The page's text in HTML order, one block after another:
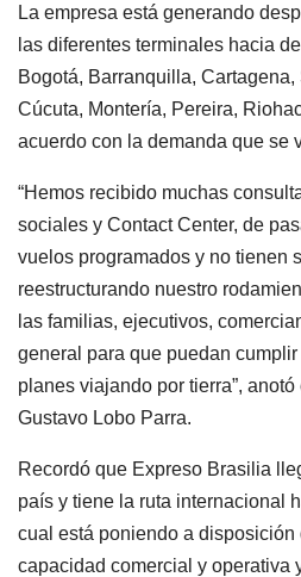
La empresa está generando
las diferentes terminales hacia
Bogotá, Barranquilla, Cartagena,
Cúcuta, Montería, Pereira,
acuerdo con la demanda que se
“Hemos recibido muchas
sociales y Contact Center, de
vuelos programados y no tienen
reestructurando nuestro
las familias, ejecutivos,
general para que puedan
planes viajando por tierra”,
Gustavo Lobo Parra.
Recordó que Expreso Brasilia
país y tiene la ruta internacional
cual está poniendo a disposición
capacidad comercial y operativa